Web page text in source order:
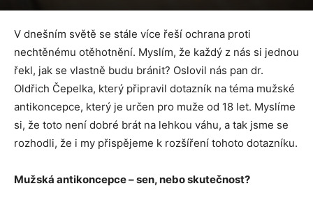
V dnešním světě se stále více řeší ochrana proti
nechtěnému otěhotnění. Myslím, že každý z nás si jednou
řekl, jak se vlastně budu bránit? Oslovil nás pan dr.
Oldřich Čepelka, který připravil dotazník na téma mužské
antikoncepce, který je určen pro muže od 18 let. Myslíme
si, že toto není dobré brát na lehkou váhu, a tak jsme se
rozhodli, že i my přispějeme k rozšíření tohoto dotazníku.
Mužská antikoncepce – sen, nebo skutečnost?